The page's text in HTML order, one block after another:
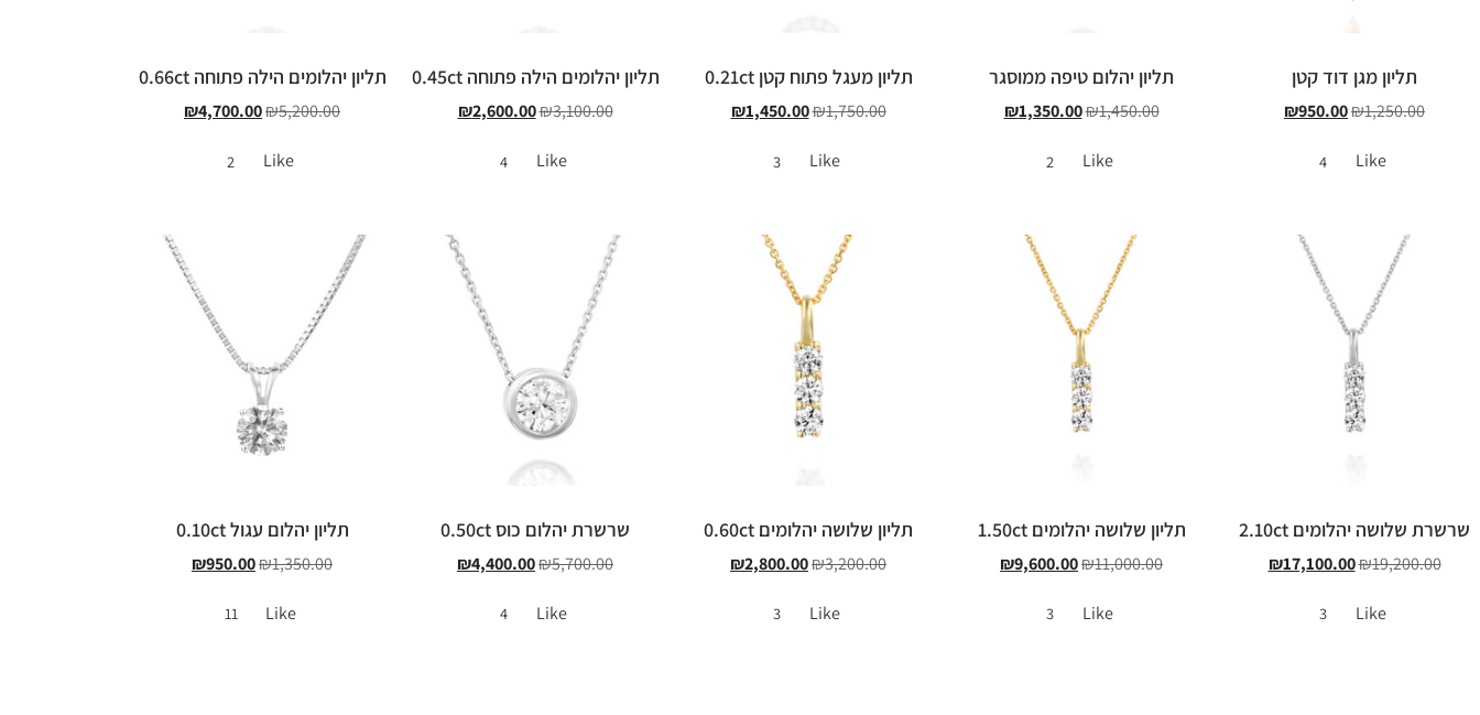
תליון מגן דוד קטן
₪1,250.00
₪950.00
Like
4
תליון יהלום טיפה ממוסגר
₪1,450.00
₪1,350.00
Like
2
תליון מעגל פתוח קטן 0.21ct
₪1,750.00
₪1,450.00
Like
3
תליון יהלומים הילה פתוחה 0.45ct
₪3,100.00
₪2,600.00
Like
4
תליון יהלומים הילה פתוחה 0.66ct
₪5,200.00
₪4,700.00
Like
2
שרשרת שלושה יהלומים 2.10ct
₪19,200.00
₪17,100.00
Like
3
תליון שלושה יהלומים 1.50ct
₪11,000.00
₪9,600.00
Like
3
תליון שלושה יהלומים 0.60ct
₪3,200.00
₪2,800.00
Like
3
שרשרת יהלום כוס 0.50ct
₪5,700.00
₪4,400.00
Like
4
תליון יהלום עגול 0.10ct
₪1,350.00
₪950.00
Like
11